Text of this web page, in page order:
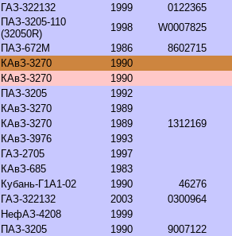
ГАЗ-322132 1999
0122365
ПАЗ-3205-110
(32050R)
1998
W0007825
ПАЗ-672М 1986
8602715
КАвЗ-3270
1990
КАвЗ-3270
1990
ПАЗ-3205
1992
КАвЗ-3270
1989
КАвЗ-3270 1989
1312169
КАвЗ-3976
1993
ГАЗ-2705
1997
КАвЗ-685
1983
Кубань-Г1А1-02 1990
46276
ГАЗ-322132 2003
0300964
НефАЗ-4208
1999
ПАЗ-3205 1990
9007122